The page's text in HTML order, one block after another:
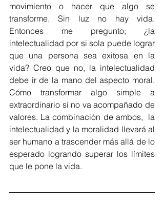
movimiento o hacer que algo se
transforme. Sin luz no hay vida.
Entonces me pregunto; ¿la
intelectualidad por si sola puede lograr
que una persona sea exitosa en la
vida? Creo que no, la intelectualidad
debe ir de la mano del aspecto moral.
Cómo transformar algo simple a
extraordinario si no va acompañado de
valores. La combinación de ambos,  la
intelectualidad y la moralidad llevará al
ser humano a trascender más allá de lo
esperado logrando superar los límites
que le pone la vida.